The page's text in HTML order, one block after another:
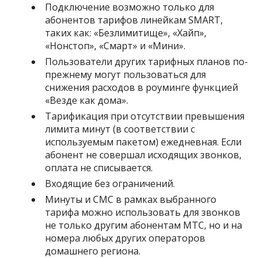
Подключение возможно только для
абонентов тарифов линейкам SMART,
таких как: «Безлимитище», «Хайп»,
«Нонстоп», «Смарт» и «Мини».
Пользователи других тарифных планов по-
прежнему могут пользоваться для
снижения расходов в роуминге функцией
«Везде как дома».
Тарификация при отсутствии превышения
лимита минут (в соответствии с
используемым пакетом) ежедневная. Если
абонент не совершал исходящих звонков,
оплата не списывается.
Входящие без ограничений.
Минуты и СМС в рамках выбранного
тарифа можно использовать для звонков
не только другим абонентам МТС, но и на
номера любых других операторов
домашнего региона.